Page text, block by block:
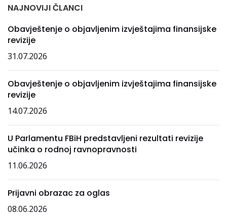
NAJNOVIJI ČLANCI
Obavještenje o objavljenim izvještajima finansijske
revizije
31.07.2026
Obavještenje o objavljenim izvještajima finansijske
revizije
14.07.2026
U Parlamentu FBiH predstavljeni rezultati revizije
učinka o rodnoj ravnopravnosti
11.06.2026
Prijavni obrazac za oglas
08.06.2026